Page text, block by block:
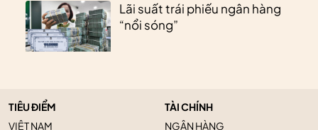
Lãi suất trái phiếu ngân hàng
“nổi sóng”
TIÊU ĐIỂM
VIỆT NAM
TÀI CHÍNH
NGÂN HÀNG